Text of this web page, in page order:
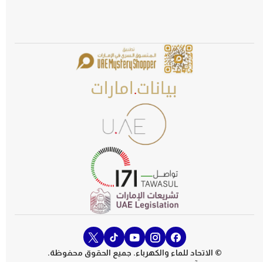
© الاتحاد للماء والكهرباء. جميع الحقوق محفوظة.